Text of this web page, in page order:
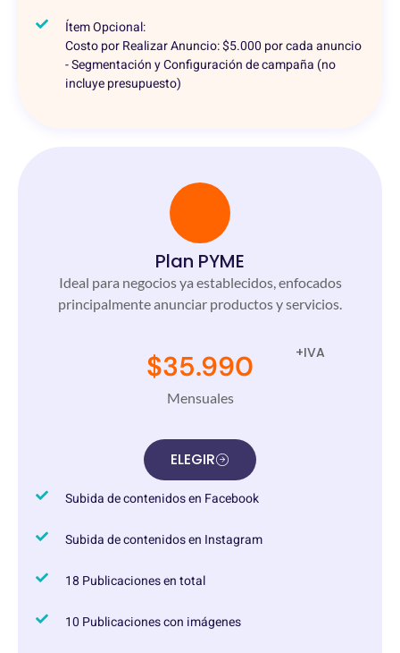
Ítem Opcional:
Costo por Realizar Anuncio: $5.000 por cada anuncio
- Segmentación y Configuración de campaña (no
incluye presupuesto)
Plan PYME
Ideal para negocios ya establecidos, enfocados
principalmente anunciar productos y servicios.
+IVA
$35.990
Mensuales
ELEGIR
Subida de contenidos en Facebook
Subida de contenidos en Instagram
18 Publicaciones en total
10 Publicaciones con imágenes